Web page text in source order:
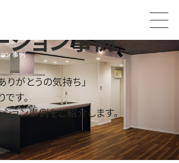
ン事例
ション事例
りがとうの気持ち」
す。
ョン事例をご紹介します。